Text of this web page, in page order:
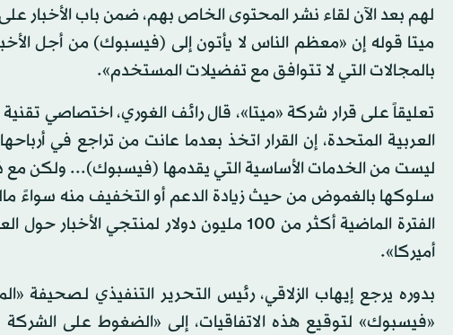
لهم بعد الآن لقاء نشر المحتوى الخاص بهم، ضمن باب
ميتا قوله إن «معظم الناس لا يأتون إلى (فيسبوك) من أجل
بالمجالات التي لا تتوافق مع تفضيلات المستخدم».
تعليقاً على قرار شركة «ميتا»، قال رائف الغوري، اختصاصي
العربية المتحدة، إن القرار اتخذ بعدما عانت من تراجع في
ليست من الخدمات الأساسية التي يقدمها (فيسبوك)... ولكن مع
سلوكها بالغموض من حيث زيادة الدعم أو التخفيف منه سواءً
الفترة الماضية أكثر من 100 مليون دولار
أميركا».
بدوره يرجع إيهاب الزلاقي، رئيس التحرير التنفيذي لـصحيفة
«فيسبوك» لتوقيع هذه الاتفاقيات، إلى «الضغوط على الشركة